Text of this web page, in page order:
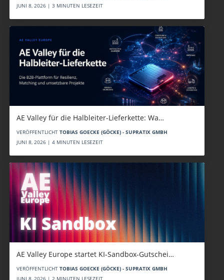
JUNI 8, 2026 | 3 MINUTEN LESEZEIT
AE Valley für die Halbleiter-Lieferkette: Wa…
VERÖFFENTLICHT TOBIAS GOECKE (GÖCKE) - SUPRATIX GMBH
JUNI 8, 2026 | 4 MINUTEN LESEZEIT
AE Valley Europe startet KI-Sandbox-Gutschei…
VERÖFFENTLICHT TOBIAS GOECKE (GÖCKE) - SUPRATIX GMBH